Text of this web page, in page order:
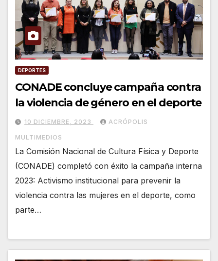
DEPORTES
CONADE concluye campaña contra
la violencia de género en el deporte
10 DICIEMBRE, 2023 ACRÓPOLIS
MULTIMEDIOS
La Comisión Nacional de Cultura Física y Deporte
(CONADE) completó con éxito la campaña interna
2023: Activismo institucional para prevenir la
violencia contra las mujeres en el deporte, como
parte…